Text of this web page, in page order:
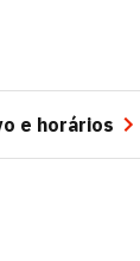
e horários